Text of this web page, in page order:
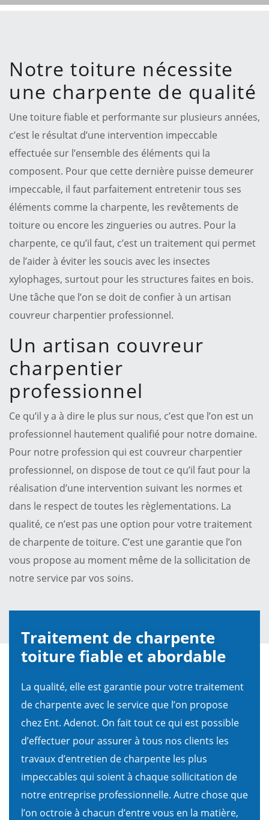
Notre toiture nécessite
une charpente de qualité
Une toiture fiable et performante sur plusieurs années,
c’est le résultat d’une intervention impeccable
effectuée sur l’ensemble des éléments qui la
composent. Pour que cette dernière puisse demeurer
impeccable, il faut parfaitement entretenir tous ses
éléments comme la charpente, les revêtements de
toiture ou encore les zingueries ou autres. Pour la
charpente, ce qu’il faut, c’est un traitement qui permet
de l’aider à éviter les soucis avec les insectes
xylophages, surtout pour les structures faites en bois.
Une tâche que l’on se doit de confier à un artisan
couvreur charpentier professionnel.
Un artisan couvreur
charpentier
professionnel
Ce qu’il y a à dire le plus sur nous, c’est que l’on est un
professionnel hautement qualifié pour notre domaine.
Pour notre profession qui est couvreur charpentier
professionnel, on dispose de tout ce qu’il faut pour la
réalisation d’une intervention suivant les normes et
dans le respect de toutes les règlementations. La
qualité, ce n’est pas une option pour votre traitement
de charpente de toiture. C’est une garantie que l’on
vous propose au moment même de la sollicitation de
notre service par vos soins.
Traitement de charpente
toiture fiable et abordable
La qualité, elle est garantie pour votre traitement
de charpente avec le service que l’on propose
chez Ent. Adenot. On fait tout ce qui est possible
d’effectuer pour assurer à tous nos clients les
travaux d’entretien de charpente les plus
impeccables qui soient à chaque sollicitation de
notre entreprise professionnelle. Autre chose que
l’on octroie à chacun d’entre vous en la matière,